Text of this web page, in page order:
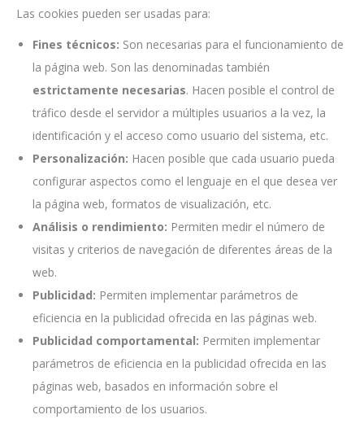
Las cookies pueden ser usadas para:
Fines técnicos: Son necesarias para el funcionamiento de
la página web. Son las denominadas también
estrictamente necesarias. Hacen posible el control de
tráfico desde el servidor a múltiples usuarios a la vez, la
identificación y el acceso como usuario del sistema, etc.
Personalización: Hacen posible que cada usuario pueda
configurar aspectos como el lenguaje en el que desea ver
la página web, formatos de visualización, etc.
Análisis o rendimiento: Permiten medir el número de
visitas y criterios de navegación de diferentes áreas de la
web.
Publicidad: Permiten implementar parámetros de
eficiencia en la publicidad ofrecida en las páginas web.
Publicidad comportamental: Permiten implementar
parámetros de eficiencia en la publicidad ofrecida en las
páginas web, basados en información sobre el
comportamiento de los usuarios.